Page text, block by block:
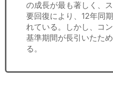
の成長が最も著しく、
要回復により、12年同
れている。しかし、コ
基準期間が長引いたた
る。